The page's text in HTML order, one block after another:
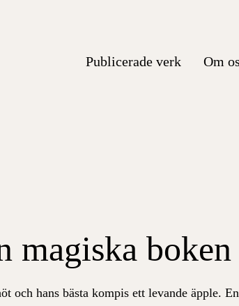
Publicerade verk Om
magiska boken
och hans bästa kompis ett levande äpple.